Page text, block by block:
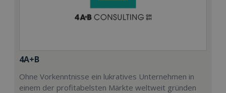
4A+B
Ohne Vorkenntnisse ein lukratives Unternehmen in
einem der profitabelsten Märkte weltweit gründen